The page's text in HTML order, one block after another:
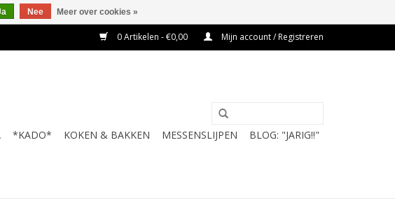
0 Artikelen - €0,00 Mijn account / Registreren
*KADO* KOKEN & BAKKEN MESSENSLIJPEN BLOG: "JARIG!!"
Nee Meer over cookies »